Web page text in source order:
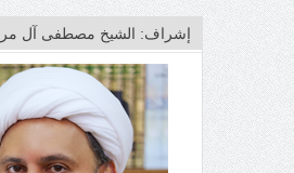
إشراف: الشيخ مصطفى آل